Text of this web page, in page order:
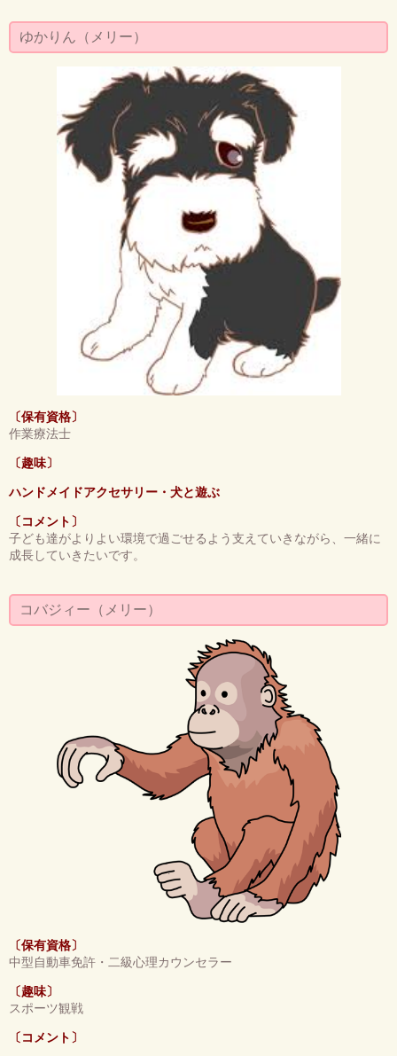
ゆかりん（メリー）
〔保有資格〕
作業療法士
〔趣味〕
ハンドメイドアクセサリー・犬と遊ぶ
〔コメント〕
子ども達がよりよい環境で過ごせるよう支えていきながら、一緒に
成長していきたいです。
コバジィー（メリー）
〔保有資格〕
中型自動車免許・二級心理カウンセラー
〔趣味〕
スポーツ観戦
〔コメント〕